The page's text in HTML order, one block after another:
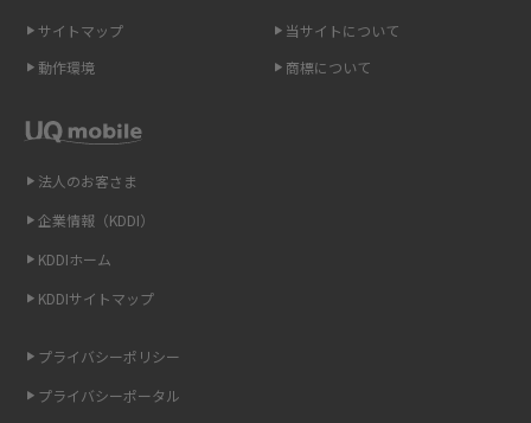
スマホのネット通信速度が遅い原因は？すぐできる対処法や見直すポイン
トを解説
スマホや携帯端末の通信速度制限とは？回避のコツや解除のタイミング・
方法を解説
LINEの通知がこない時の原因と対処法9選！設定の確認手順も解説
サイトマップ
当サイトについて
動作環境
商標について
法人のお客さま
企業情報（KDDI）
KDDIホーム
KDDIサイトマップ
プライバシーポリシー
プライバシーポータル